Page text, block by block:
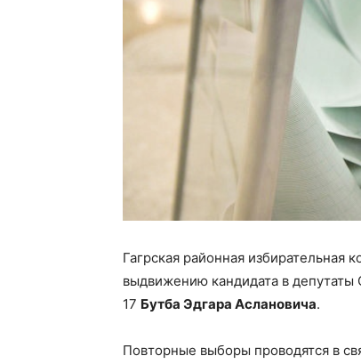
Гагрская районная избирательная
выдвижению кандидата в депутаты
17 Бутба Эдгара Аслановича.
Повторные выборы проводятся в